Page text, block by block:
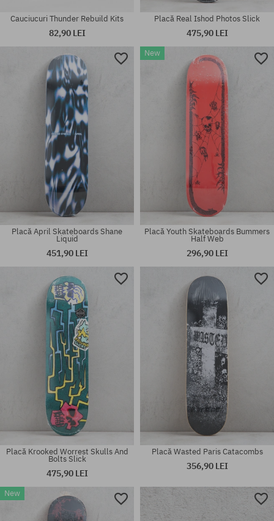
Mărimi existente:
Mărimi existente:
8.0; 8.25; 8.375; 8.5
mărime universală
Cauciucuri Thunder Rebuild Kits
82,90 LEI
Mărimi existente:
Placă Real Ishod Photos Slick
475,90 LEI
Mărimi existente:
8.125; 8.25; 8.5
Placă April Skateboards Shane
Liquid
451,90 LEI
New
Mărimi existente:
8.25; 8.375; 8.5; 8.625
Placă Youth Skateboards Bummers
Half Web
296,90 LEI
Placă Krooked Worrest Skulls And
Bolts Slick
475,90 LEI
Placă Wasted Paris Catacombs
356,90 LEI
New